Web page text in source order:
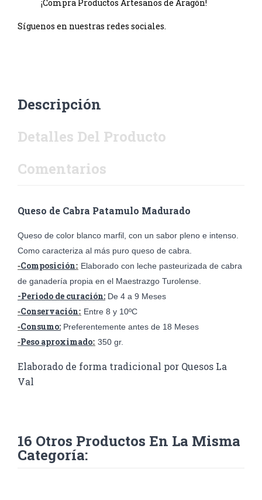
¡Compra Productos Artesanos de Aragón!
Síguenos en nuestras redes sociales.
Descripción
Detalles Del Producto
Comentarios
Queso de Cabra Patamulo Madurado
Queso de color blanco marfil, con un sabor pleno e intenso.
Como caracteriza al más puro queso de cabra.
-Composición: Elaborado con leche pasteurizada de cabra
de ganadería propia en el Maestrazgo Turolense.
-Periodo de curación: De 4 a 9 Meses
-Conservación: Entre 8 y 10ºC
-Consumo: Preferentemente antes de 18 Meses
-Peso aproximado: 350 gr.
Elaborado de forma tradicional por Quesos La
Val
16 Otros Productos En La Misma
Categoría: